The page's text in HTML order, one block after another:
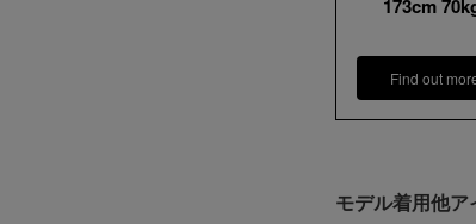
173cm
Find out
モデル着用他ア